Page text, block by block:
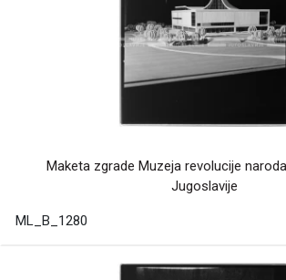
Maketa zgrade Muzeja revolucije
Jugoslavije
ML_B_1280